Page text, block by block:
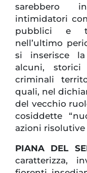
sarebbero
intimidatori
pubblici e
nell’ultimo
si inserisce la
alcuni, storici
criminali
quali, nel
del vecchio
cosiddette
azioni risolutive
PIANA DEL
caratterizza,